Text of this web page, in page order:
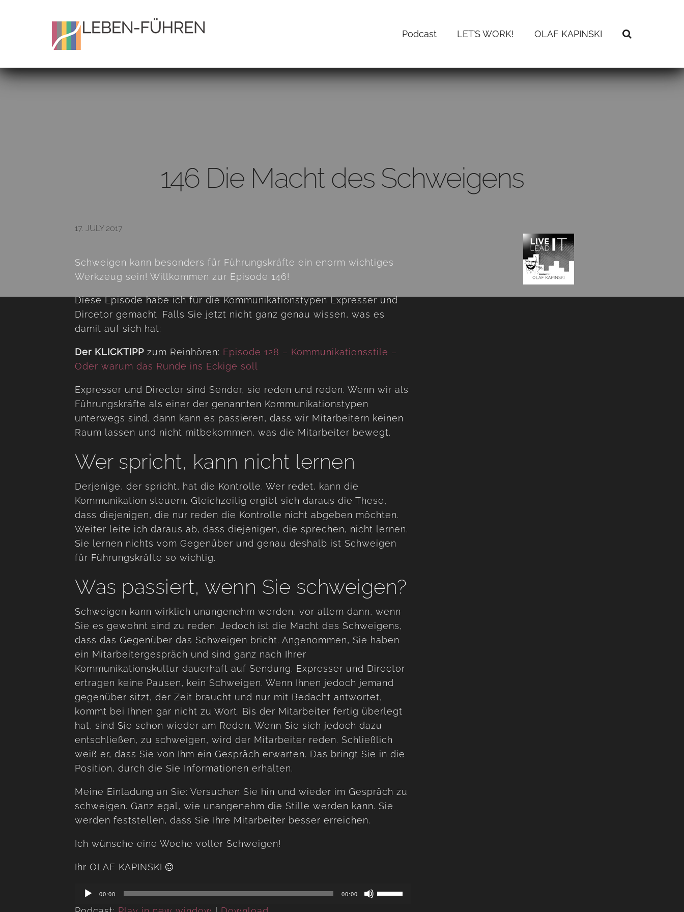
Podcast LET’S WORK! OLAF KAPINSKI
146 Die Macht des Schweigens
17. JULY 2017
Schweigen kann besonders für Führungskräfte ein enorm wichtiges
Werkzeug sein! Willkommen zur Episode 146!
Diese Episode habe ich für die Kommunikationstypen Expresser und
Dircetor gemacht. Falls Sie jetzt nicht ganz genau wissen, was es
damit auf sich hat:
Der KLICKTIPP zum Reinhören: Episode 128 – Kommunikationsstile –
Oder warum das Runde ins Eckige soll
Expresser und Director sind Sender, sie reden und reden. Wenn wir als
Führungskräfte als einer der genannten Kommunikationstypen
unterwegs sind, dann kann es passieren, dass wir Mitarbeitern keinen
Raum lassen und nicht mitbekommen, was die Mitarbeiter bewegt.
Wer spricht, kann nicht lernen
Derjenige, der spricht, hat die Kontrolle. Wer redet, kann die
Kommunikation steuern. Gleichzeitig ergibt sich daraus die These,
dass diejenigen, die nur reden die Kontrolle nicht abgeben möchten.
Weiter leite ich daraus ab, dass diejenigen, die sprechen, nicht lernen.
Sie lernen nichts vom Gegenüber und genau deshalb ist Schweigen
für Führungskräfte so wichtig.
Was passiert, wenn Sie schweigen?
Schweigen kann wirklich unangenehm werden, vor allem dann, wenn
Sie es gewohnt sind zu reden. Jedoch ist die Macht des Schweigens,
dass das Gegenüber das Schweigen bricht. Angenommen, Sie haben
ein Mitarbeitergespräch und sind ganz nach Ihrer
Kommunikationskultur dauerhaft auf Sendung. Expresser und Director
ertragen keine Pausen, kein Schweigen. Wenn Ihnen jedoch jemand
gegenüber sitzt, der Zeit braucht und nur mit Bedacht antwortet,
kommt bei Ihnen gar nicht zu Wort. Bis der Mitarbeiter fertig überlegt
hat, sind Sie schon wieder am Reden. Wenn Sie sich jedoch dazu
entschließen, zu schweigen, wird der Mitarbeiter reden. Schließlich
weiß er, dass Sie von Ihm ein Gespräch erwarten. Das bringt Sie in die
Position, durch die Sie Informationen erhalten.
Meine Einladung an Sie: Versuchen Sie hin und wieder im Gespräch zu
schweigen. Ganz egal, wie unangenehm die Stille werden kann. Sie
werden feststellen, dass Sie Ihre Mitarbeiter besser erreichen.
Ich wünsche eine Woche voller Schweigen!
Ihr OLAF KAPINSKI
Audio00:00 00:00
Use